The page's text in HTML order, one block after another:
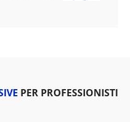
PER PROFESSIONISTI